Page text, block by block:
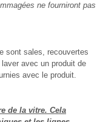
ne fourniront pas
sont sales, recouvertes
avec un produit de
avec le produit.
de la vitre. Cela